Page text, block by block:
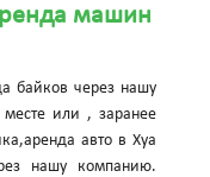
машин
байков через нашу
или , заранее
авто в Хуа
нашу компанию.